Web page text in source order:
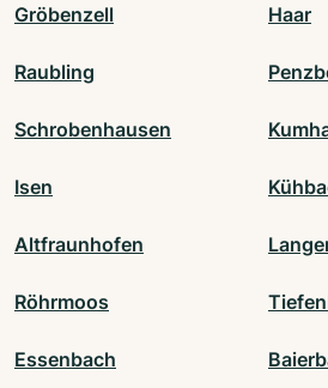
Gröbenzell Haar
Raubling
Schrobenhausen
Isen
Altfraunhofen
Röhrmoos
Essenbach